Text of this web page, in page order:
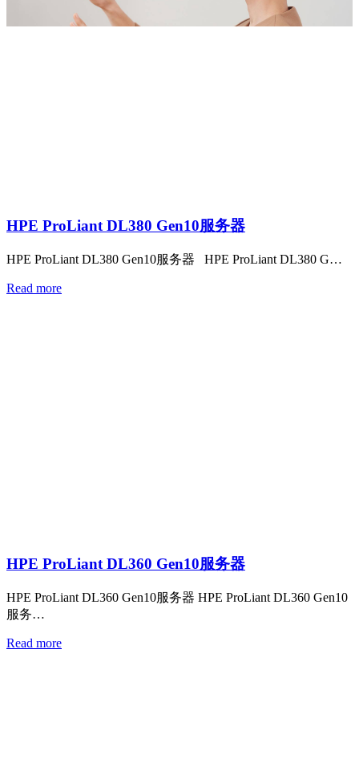
HPE ProLiant DL380 Gen10服务器
HPE ProLiant DL380 Gen10服务器 HPE ProLiant DL380 G…
Read more
HPE ProLiant DL360 Gen10服务器
HPE ProLiant DL360 Gen10服务器 HPE ProLiant DL360 Gen10
服务…
Read more